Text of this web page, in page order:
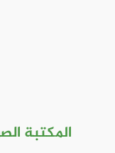
المكتبة